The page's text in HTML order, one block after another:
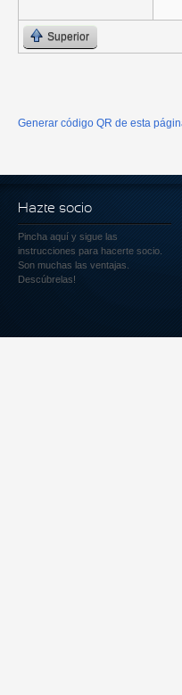
Superior
Generar código QR de esta
Hazte socio
Pincha aquí y sigue las
instrucciones para hacerte socio.
Son muchas las ventajas.
Descúbrelas!